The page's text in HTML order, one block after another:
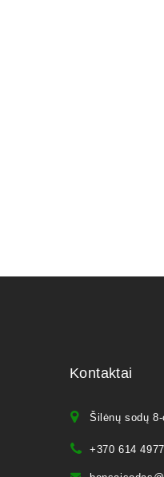
Kontaktai
Šilėnų sodų
+370 614